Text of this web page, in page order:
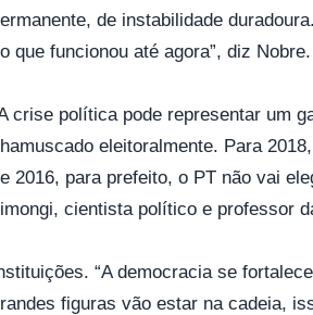
de instabilidade
que funcionou até agora”, diz Nobre.
crise política pode representar um
eleitoralmente. Para
2016, para prefeito, o PT não vai
cientista político e professor
“A democracia se
figuras vão estar na cadeia,